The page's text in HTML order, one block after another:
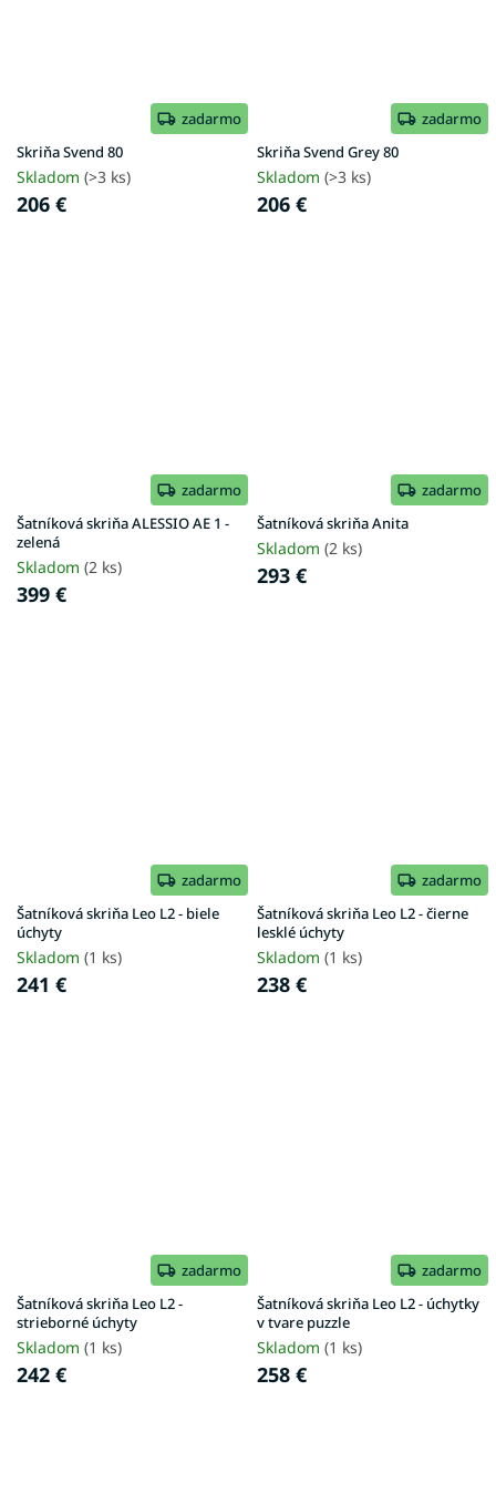
zadarmo
Skriňa Svend 80
Skladom (>3 ks)
206 €
zadarmo
Skriňa Svend Grey 80
Skladom (>3 ks)
206 €
zadarmo
Šatníková skriňa ALESSIO AE 1 -
zelená
Skladom (2 ks)
399 €
zadarmo
Šatníková skriňa Anita
Skladom (2 ks)
293 €
zadarmo
Šatníková skriňa Leo L2 - biele
úchyty
Skladom (1 ks)
241 €
zadarmo
Šatníková skriňa Leo L2 - čierne
lesklé úchyty
Skladom (1 ks)
238 €
zadarmo
Šatníková skriňa Leo L2 -
strieborné úchyty
Skladom (1 ks)
242 €
zadarmo
Šatníková skriňa Leo L2 - úchytky
v tvare puzzle
Skladom (1 ks)
258 €